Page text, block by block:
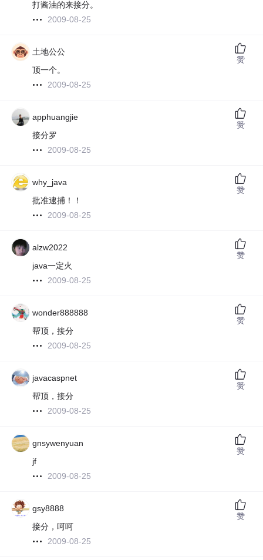
打酱油的来接分。
2009-08-25
土地公公
顶一个。
2009-08-25
赞
apphuangjie
接分罗
2009-08-25
赞
why_java
批准逮捕！！
2009-08-25
赞
alzw2022
java一定火
2009-08-25
赞
wonder888888
帮顶，接分
2009-08-25
赞
javacaspnet
帮顶，接分
2009-08-25
赞
gnsywenyuan
jf
2009-08-25
赞
gsy8888
接分，呵呵
2009-08-25
赞